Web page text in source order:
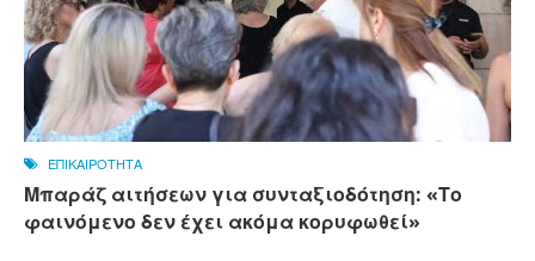
ΕΠΙΚΑΙΡΟΤΗΤΑ
Μπαράζ αιτήσεων για συνταξιοδότηση: «Το
φαινόμενο δεν έχει ακόμα κορυφωθεί»